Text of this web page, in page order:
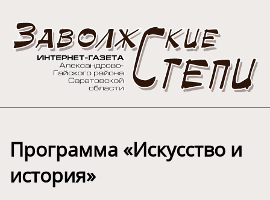
Программа «Искусство и
история»